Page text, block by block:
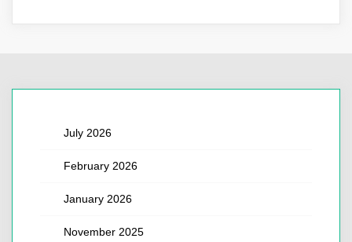
July 2026
February 2026
January 2026
November 2025